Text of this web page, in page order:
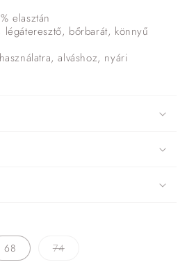
elasztán
légáteresztő, bőrbarát, könnyű
alváshoz, nyári
68 74A